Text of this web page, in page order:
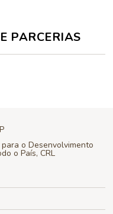
PARCERIAS
o Desenvolvimento
o País, CRL